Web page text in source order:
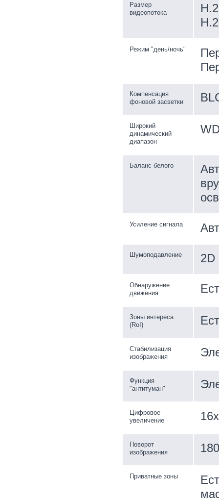
Размер
видеопотока
Режим "день/ночь"
Компенсация
фоновой засветки
Широкий
динамический
диапазон
Баланс белого
Усиление сигнала
Шумоподавление 2D
Обнаружение
движения
Зоны интереса
(RoI)
Стабилизация
изображения
Функция
"антитуман"
Цифровое
увеличение
16x
Поворот
изображения
Приватные зоны